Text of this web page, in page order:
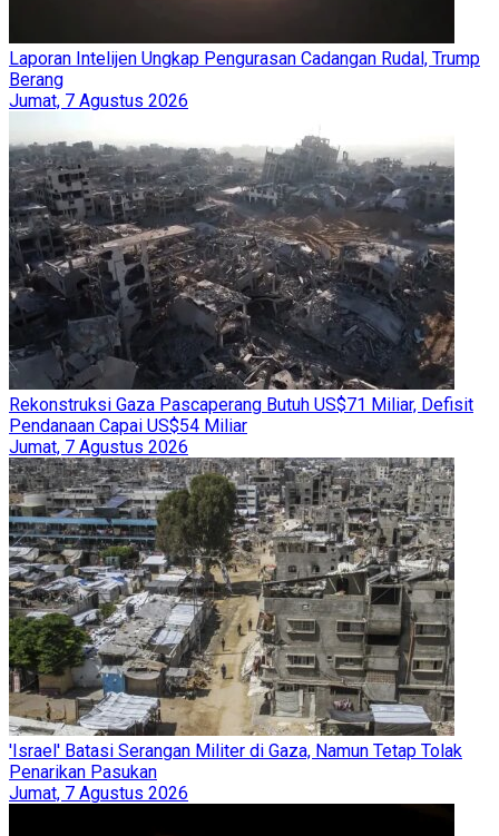
Laporan Intelijen Ungkap Pengurasan Cadangan Rudal, Trump
Berang
Jumat, 7 Agustus 2026
Rekonstruksi Gaza Pascaperang Butuh US$71 Miliar, Defisit
Pendanaan Capai US$54 Miliar
Jumat, 7 Agustus 2026
'Israel' Batasi Serangan Militer di Gaza, Namun Tetap Tolak
Penarikan Pasukan
Jumat, 7 Agustus 2026